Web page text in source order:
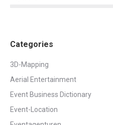
Categories
3D-Mapping
Aerial Entertainment
Event Business Dictionary
Event-Location